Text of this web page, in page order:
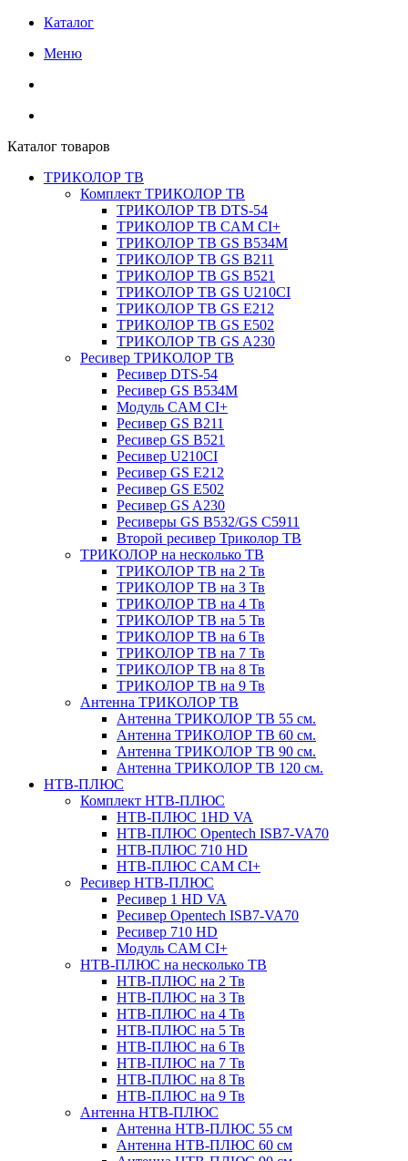
Каталог
Меню
Каталог товаров
ТРИКОЛОР ТВ
Комплект ТРИКОЛОР ТВ
ТРИКОЛОР ТВ DTS-54
ТРИКОЛОР ТВ CAM CI+
ТРИКОЛОР ТВ GS B534M
ТРИКОЛОР ТВ GS B211
ТРИКОЛОР ТВ GS B521
ТРИКОЛОР ТВ GS U210CI
ТРИКОЛОР ТВ GS E212
ТРИКОЛОР ТВ GS E502
ТРИКОЛОР ТВ GS A230
Ресивер ТРИКОЛОР ТВ
Ресивер DTS-54
Ресивер GS B534M
Модуль CAM CI+
Ресивер GS B211
Ресивер GS B521
Ресивер U210CI
Ресивер GS E212
Ресивер GS E502
Ресивер GS A230
Ресиверы GS B532/GS C5911
Второй ресивер Триколор ТВ
ТРИКОЛОР на несколько ТВ
ТРИКОЛОР ТВ на 2 Тв
ТРИКОЛОР ТВ на 3 Тв
ТРИКОЛОР ТВ на 4 Тв
ТРИКОЛОР ТВ на 5 Тв
ТРИКОЛОР ТВ на 6 Тв
ТРИКОЛОР ТВ на 7 Тв
ТРИКОЛОР ТВ на 8 Тв
ТРИКОЛОР ТВ на 9 Тв
Антенна ТРИКОЛОР ТВ
Антенна ТРИКОЛОР ТВ 55 см.
Антенна ТРИКОЛОР ТВ 60 см.
Антенна ТРИКОЛОР ТВ 90 см.
Антенна ТРИКОЛОР ТВ 120 см.
НТВ-ПЛЮС
Комплект НТВ-ПЛЮС
НТВ-ПЛЮС 1HD VA
НТВ-ПЛЮС Opentech ISB7-VA70
НТВ-ПЛЮС 710 HD
НТВ-ПЛЮС CAM CI+
Ресивер НТВ-ПЛЮС
Ресивер 1 HD VA
Ресивер Opentech ISB7-VA70
Ресивер 710 HD
Модуль CAM CI+
НТВ-ПЛЮС на несколько ТВ
НТВ-ПЛЮС на 2 Тв
НТВ-ПЛЮС на 3 Тв
НТВ-ПЛЮС на 4 Тв
НТВ-ПЛЮС на 5 Тв
НТВ-ПЛЮС на 6 Тв
НТВ-ПЛЮС на 7 Тв
НТВ-ПЛЮС на 8 Тв
НТВ-ПЛЮС на 9 Тв
Антенна НТВ-ПЛЮС
Антенна НТВ-ПЛЮС 55 см
Антенна НТВ-ПЛЮС 60 см